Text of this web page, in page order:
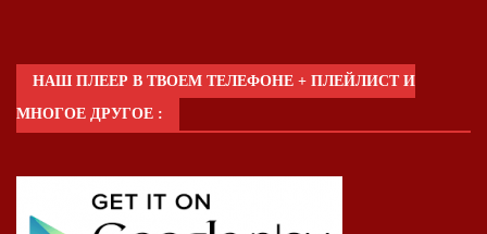
НАШ ПЛЕЕР В ТВОЕМ ТЕЛЕФОНЕ + ПЛЕЙЛИСТ И
МНОГОЕ ДРУГОЕ :